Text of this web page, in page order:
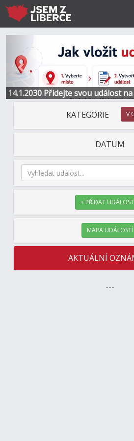
14.1.2030 Přidejte svou událost
Informace a kontakt
KATEGORIE V
DATUM
+ PŘIDAT UDÁLOST
MAPA UDÁLOSTÍ
AKTUÁLNÍ
---